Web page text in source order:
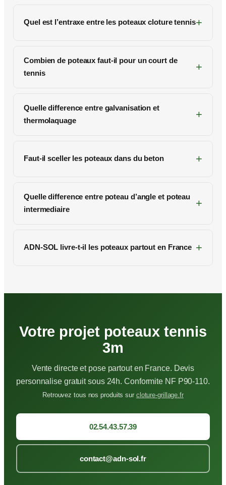
Quel est l’entraxe entre les poteaux cloture tennis
Combien de poteaux faut-il pour un court de
tennis
Quelle difference entre galvanisation et
thermolaquage
Faut-il sceller les poteaux dans du beton
Quelle difference entre poteau d’angle et poteau
intermediaire
ADN-SOL livre-t-il les poteaux partout en France
Votre projet poteaux tennis
3m
Vente directe et pose partout en France. Devis
personnalise gratuit sous 24h. Conformite NF P90-110.
Retrouvez tous nos produits sur cloture-grillage.fr
02.54.43.57.39
contact@adn-sol.fr